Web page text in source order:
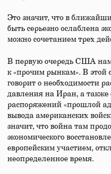
Это значит, что в
быть серьезно ослаблена
можно сочетанием трех
В первую очередь США
к «прочим рынкам». В этой
говорит о необходимости
давления на Иран, а также
распоряжений «прошлой
вывода американских
значит, что война там
экономического
европейским участием,
неопределенное время.